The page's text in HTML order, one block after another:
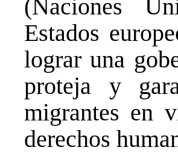
(Naciones
Estados
lograr una
proteja y
migrantes en
derechos